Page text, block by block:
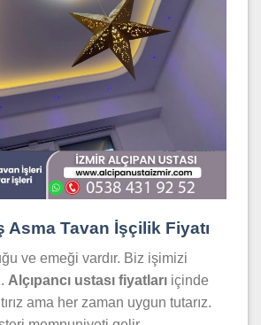
Asma Tavan İşçilik Fiyatı
ve emeği vardır. Biz işimizi
Alçıpancı ustası fiyatları içinde
ama her zaman uygun tutarız.